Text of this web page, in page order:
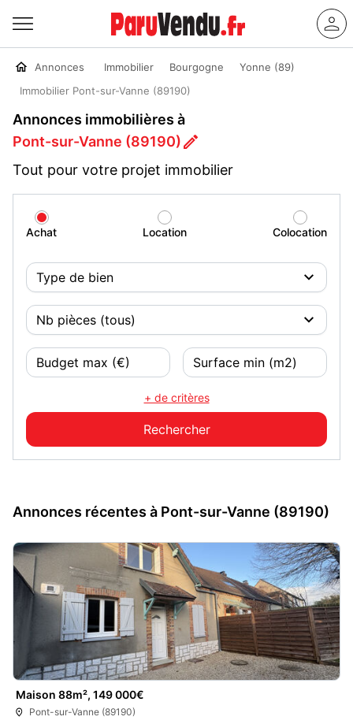
Annonces Immobilier Bourgogne
Yonne (89)
Immobilier Pont-sur-Vanne (89190)
Annonces immobilières à
Pont-sur-Vanne (89190)
Tout pour votre projet immobilier
Achat Location Colocation
+ de critères
Annonces récentes à Pont-sur-Vanne (89190)
Maison 88m², 149 000€
Pont-sur-Vanne (89190)